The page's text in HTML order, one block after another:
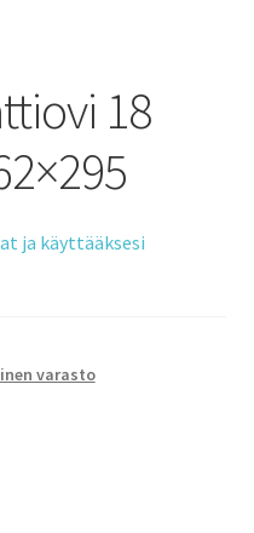
18
ja käyttääksesi
varasto